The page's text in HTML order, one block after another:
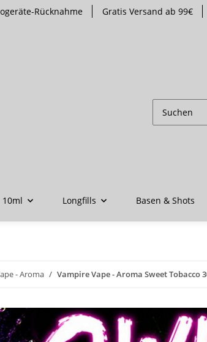
Rücknahme Gratis Versand ab 99€
10ml Longfills Basen & Shots
- Aroma Vampire Vape - Aroma Sweet Tobacco